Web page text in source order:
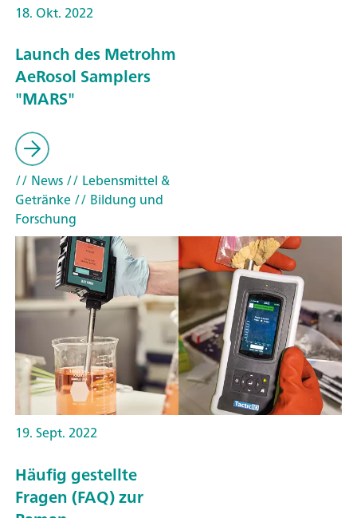
18. Okt. 2022
Launch des Metrohm
AeRosol Samplers
"MARS"
// News// Lebensmittel &
Getränke// Bildung und
Forschung
19. Sept. 2022
Häufig gestellte
Fragen (FAQ) zur